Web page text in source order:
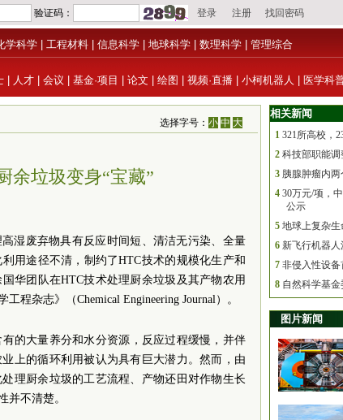
学科学 工程材料 信息科学 地球科学 数理科学 管理综合
人才 会议 基金·项目 论文 绘图 视频·直播 小柯机器人 医学科
选择字号：小 中 大
余垃圾变身“宝藏”
高湿废弃物具有反应时间短、清洁无污染、全量
用途径不清，制约了HTC技术的规模化生产和
华团队在HTC技术处理厨余垃圾及其产物农用
工程杂志》（Chemical Engineering Journal）。
的大量养分和水分资源，反应过程缓慢，并伴
上的循环利用被认为具有巨大潜力。然而，由
理厨余垃圾的工艺流程、产物还田对作物生长
并不清楚。
相关新闻
1 321所高校，
2 科技部职能
3 胰腺肿瘤内
4 30万元/项，
公示
5 地球上复杂
6 新飞行机器
7 非侵入性设
8 自然科学基
图片新闻